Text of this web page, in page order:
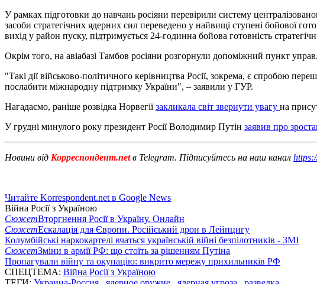
У рамках підготовки до навчань росіяни перевірили систему
засоби стратегічних ядерних сил переведено у найвищі ступені бойової
вихід у район пуску, підтримується 24-годинна бойова готовність
Окрім того, на авіабазі Тамбов росіяни розгорнули допоміжний пункт
"Такі дії військово-політичного керівництва Росії, зокрема, є спробою
послабити міжнародну підтримку України", – заявили у ГУР.
Нагадаємо, раніше розвідка Норвегіїзакликала світ звернути увагу на
У грудні минулого року президент Росії Володимир Путін заявив про
Новини від Корреспондент.netв Telegram. Підписуйтесь на наш канал
Читайте Korrespondent.net в Google News
Війна Росії з Україною
СюжетВторгнення Росії в Україну. Онлайн
СюжетЕскалація для Європи. Російський дрон в Лейпцигу
Колумбійські наркокартелі вчаться українській війні безпілотників - ЗМІ
СюжетЗміни в армії РФ: що стоїть за рішенням Путіна
Пропагували війну та окупацію: викрито мережу прихильників РФ
СПЕЦТЕМА: Війна Росії з Україною